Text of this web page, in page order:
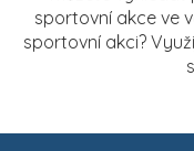
sportovní akce ve
sportovní akci?